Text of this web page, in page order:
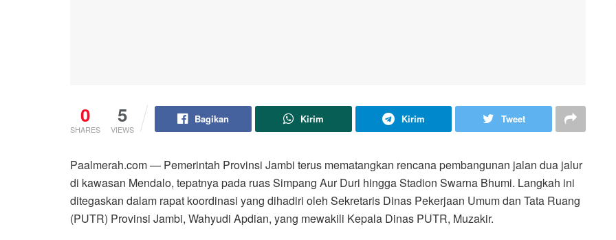
0
SHARES
5
VIEWS
Bagikan Kirim Kirim Tweet
Paalmerah.com — Pemerintah Provinsi Jambi terus mematangkan rencana pembangunan jalan dua jalur
di kawasan Mendalo, tepatnya pada ruas Simpang Aur Duri hingga Stadion Swarna Bhumi. Langkah ini
ditegaskan dalam rapat koordinasi yang dihadiri oleh Sekretaris Dinas Pekerjaan Umum dan Tata Ruang
(PUTR) Provinsi Jambi, Wahyudi Apdian, yang mewakili Kepala Dinas PUTR, Muzakir.